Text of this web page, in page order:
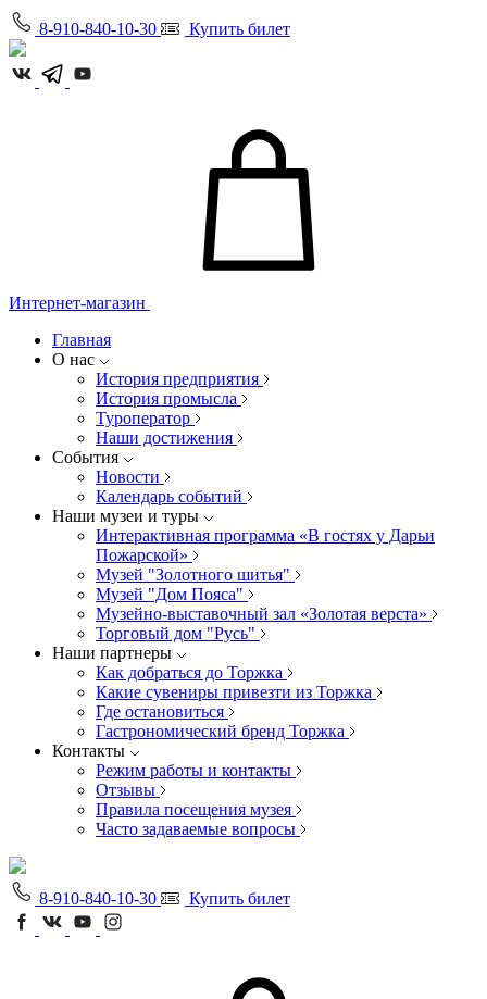
8-910-840-10-30 Купить билет
Интернет-магазин
Главная
О нас
История предприятия
История промысла
Туроператор
Наши достижения
События
Новости
Календарь событий
Наши музеи и туры
Интерактивная программа «В гостях у Дарьи
Пожарской»
Музей "Золотного шитья"
Музей "Дом Пояса"
Музейно-выставочный зал «Золотая верста»
Торговый дом "Русь"
Наши партнеры
Как добраться до Торжка
Какие сувениры привезти из Торжка
Где остановиться
Гастрономический бренд Торжка
Контакты
Режим работы и контакты
Отзывы
Правила посещения музея
Часто задаваемые вопросы
8-910-840-10-30 Купить билет